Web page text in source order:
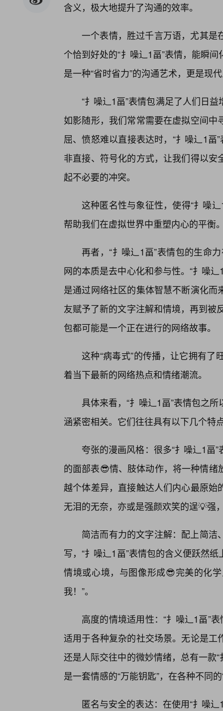
含义，极大地提升了沟通的效率。
一个表情，胜过千言万语，尤其是
个恰到好处的“扌噪辶1畐”表情，能瞬
是一种“省时省力”的沟通艺术，更是现
“扌噪辶1畐”表情包满足了人们日
如影随形，我们常常需要在虚拟空间
屈、愤怒难以直接表达时，“扌噪辶1畐
非直接、符号化的方式，让我们得以
起不必要的冲突。
这种匿名性与象征性，使得“扌噪
帮助我们在虚拟世界中重塑内心的平衡
再者，“扌噪辶1畐”表情包的生命
网的本质是去中心化和参与性。“扌噪
是通过网络社区的集体智慧不断演化
友赋予了新的文字注解和情境，再到被
包都可能是一个正在进行的网络故事。
这种“病毒式”的传播，让它拥有
着当下最新的网络热点和情绪潮流。
具体来看，“扌噪辶1畐”表情包之
涵紧密相关。它们往往具有以下几个特
夸张的漫画风格：很多“扌噪辶1畐
的面部表😎情、肢体动作，将一种情
越个体差异，直接触达人们内心最原
无泪的无奈，亦或是强颜欢笑的逞💡强
简洁而有力的文字注解：配上简
写，“扌噪辶1畐”表情包的含义便跃然
情境或心境，与图像形成😎完美的化
我！”。
高度的情境适用性：“扌噪辶1畐”
适用于各种复杂的社交场景。无论是
还是人际交往中的微妙情绪，总有一款
是一套情感的“万能钥匙”，在各种不同
匿名与安全的表达：在使用“扌噪